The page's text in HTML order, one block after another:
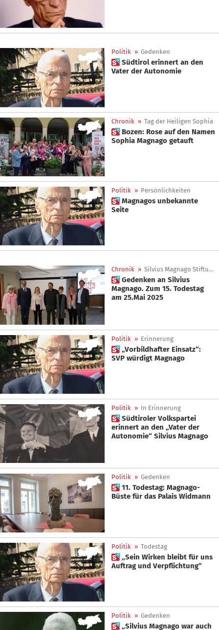
Politik » Gedenken
 Südtirol erinnert an den
Vater der Autonomie
Chronik » Tag der Heiligen Sophia
 Bozen: Rose auf den Namen
Sophia Magnago getauft
Politik » Persönlichkeiten
 Magnagos unbekannte
Seite
Chronik » Silvius Magnago Stiftung
 Gedenken an Silvius
Magnago. Zum 15. Todestag
am 25.Mai 2025
Politik » Erinnerung
 „Vorbildhafter Einsatz“:
SVP würdigt Magnago
Politik » In Erinnerung
 Südtiroler Volkspartei
erinnert an den „Vater der
Autonomie“ Silvius Magnago
Politik » Gedenken
 11. Todestag: Magnago-
Büste für das Palais Widmann
Politik » Todestag
 „Sein Wirken bleibt für uns
Auftrag und Verpflichtung“
Politik » Gedenken
 „Silvius Magnago war auch